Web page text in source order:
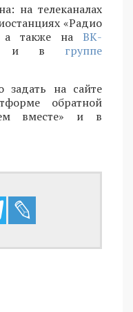
на телеканалах
«Радио
а также на ВК-
и в группе
на сайте
обратной
вместе» и в